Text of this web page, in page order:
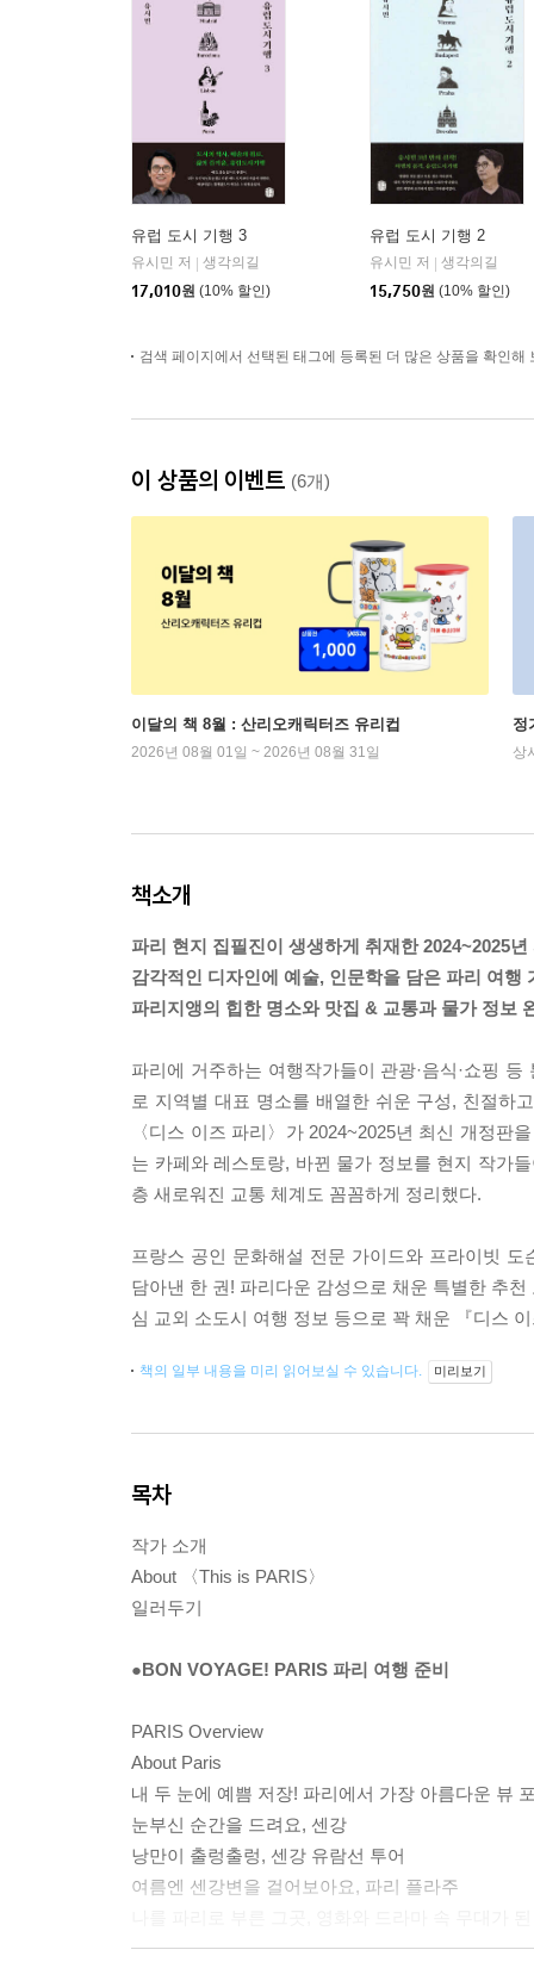
유럽 도시 기행 3
유시민 저
생각의길
17,010원 (10% 할인)
유럽 도시 기행 2
유시민 저
생각의길
15,750원 (10% 할인)
검색 페이지에서 선택된 태그에 등록된 더 많은 상품을 확인해
이 상품의 이벤트 (6개)
이달의 책 8월 : 산리오캐릭터즈 유리컵
2026년 08월 01일 ~ 2026년 08월 31일
정
상
책소개
파리 현지 집필진이 생생하게 취재한 2024~2025
감각적인 디자인에 예술, 인문학을 담은 파리 여행
파리지앵의 힙한 명소와 맛집 & 교통과 물가 정보
파리에 거주하는 여행작가들이 관광·음식·쇼핑
로 지역별 대표 명소를 배열한 쉬운 구성, 친절하
〈디스 이즈 파리〉가 2024~2025년 최신 개정판
는 카페와 레스토랑, 바뀐 물가 정보를 현지 작가
층 새로워진 교통 체계도 꼼꼼하게 정리했다.
프랑스 공인 문화해설 전문 가이드와 프라이빗
담아낸 한 권! 파리다운 감성으로 채운 특별한 추
심 교외 소도시 여행 정보 등으로 꽉 채운 『디스
책의 일부 내용을 미리 읽어보실 수 있습니다. 미리보기
목차
작가 소개
About 〈This is PARIS〉
일러두기
●BON VOYAGE! PARIS 파리 여행 준비
PARIS Overview
About Paris
내 두 눈에 예쁨 저장! 파리에서 가장 아름다운 뷰
눈부신 순간을 드려요, 센강
낭만이 출렁출렁, 센강 유람선 투어
여름엔 센강변을 걸어보아요, 파리 플라주